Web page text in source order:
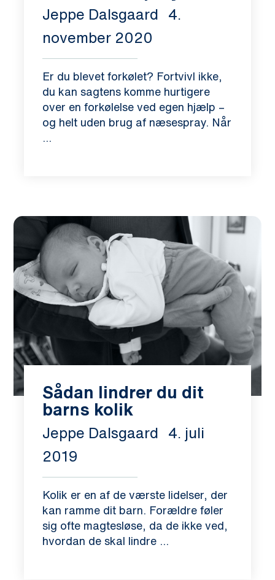
Jeppe Dalsgaard
4.
november 2020
Er du blevet forkølet? Fortvivl ikke,
du kan sagtens komme hurtigere
over en forkølelse ved egen hjælp –
og helt uden brug af næsespray. Når
Sådan lindrer du dit
barns kolik
Jeppe Dalsgaard
4. juli
2019
Kolik er en af de værste lidelser, der
kan ramme dit barn. Forældre føler
sig ofte magtesløse, da de ikke ved,
hvordan de skal lindre ...